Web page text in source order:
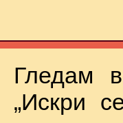
Гледам
„Искри